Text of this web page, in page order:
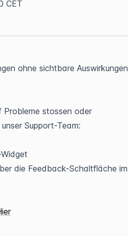
CET
ohne sichtbare Auswirkungen
Probleme stossen oder
Support-Team:
die Feedback-Schaltfläche im